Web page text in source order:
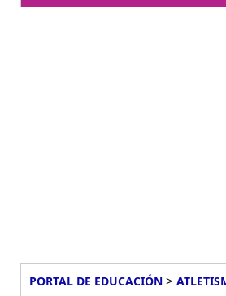
PORTAL DE EDUCACIÓN >